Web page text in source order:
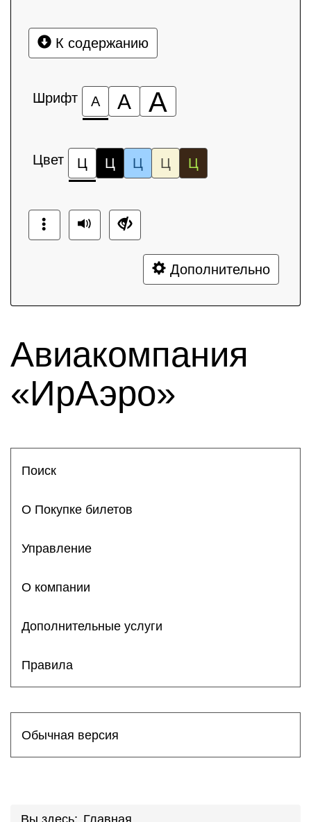
К содержанию
Шрифт А А А
Цвет Ц Ц Ц Ц Ц
Дополнительно
Авиакомпания
«ИрАэро»
Поиск
О Покупке билетов
Управление
О компании
Дополнительные услуги
Правила
Обычная версия
Вы здесь: Главная